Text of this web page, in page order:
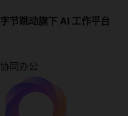
字节跳动旗下 AI 工作平台
协同办公